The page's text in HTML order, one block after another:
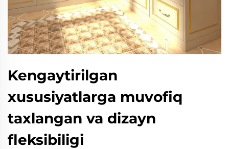
Kengaytirilgan
xususiyatlarga muvofiq
taxlangan va dizayn
fleksibiligi